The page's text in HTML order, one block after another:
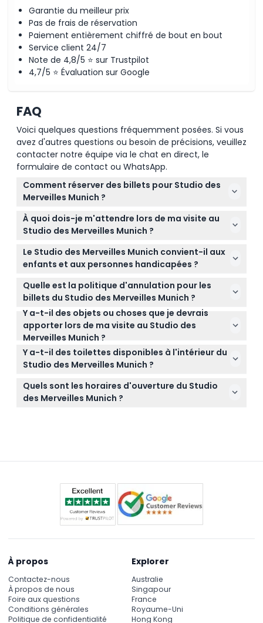
Garantie du meilleur prix
Pas de frais de réservation
Paiement entièrement chiffré de bout en bout
Service client 24/7
Note de 4,8/5 ⭐ sur Trustpilot
4,7/5 ⭐ Évaluation sur Google
FAQ
Voici quelques questions fréquemment posées. Si vous
avez d'autres questions ou besoin de précisions, veuillez
contacter notre équipe via le chat en direct, le
formulaire de contact ou WhatsApp.
Comment réserver des billets pour Studio des
Merveilles Munich ?
Vous pouvez facilement réserver vos billets en ligne
directement sur ce site. Il vous suffit de
processus de réservation pour garantir votre place.
À quoi dois-je m'attendre lors de ma visite au
Studio des Merveilles Munich ?
Attendez-vous à une expérience amusante de 90
minutes explorant plus de 20 décors photo
immersifs, dont une pièce à l'envers, une fosse à
balles rose, et une piste de danse colorée Endless
Dancefloor pour des photos incroyables et
beaucoup de créativité.
Le Studio des Merveilles Munich convient-il aux
enfants et aux personnes handicapées ?
Oui, les visiteurs de tous âges sont les bienvenus,
mais les enfants de moins de 14 ans doivent être
avec un ascenseur et la plupart des installations
sont sans barrières.
Quelle est la politique d'annulation pour les
billets du Studio des Merveilles Munich ?
Les billets ne sont ni remboursables ni annulables,
alors assurez-vous de bien choisir votre date et
heure lors de la réservation.
Y a-t-il des objets ou choses que je devrais
apporter lors de ma visite au Studio des
Merveilles Munich ?
Apportez une pièce d'identité valide si vous
achetez un billet à tarif réduit, comme pour les
confortables sont recommandés, mais aucun
équipement spécial n'est nécessaire pour votre
Y a-t-il des toilettes disponibles à l'intérieur du
Studio des Merveilles Munich ?
Il n'y a pas de toilettes sur place, mais des
installations publiques sont disponibles à proximité,
Quels sont les horaires d'ouverture du Studio
des Merveilles Munich ?
À propos
Contactez-nous
À propos de nous
Foire aux questions
Conditions générales
Politique de confidentialité
Explorer
Australie
Singapour
France
Royaume-Uni
Hong Kong